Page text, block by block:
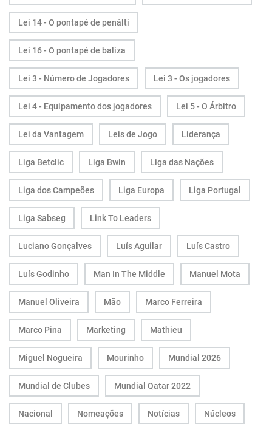
Lei 14 - O pontapé de penálti
Lei 16 - O pontapé de baliza
Lei 3 - Número de Jogadores Lei 3 - Os jogadores
Lei 4 - Equipamento dos jogadores Lei 5 - O Árbitro
Lei da Vantagem Leis de Jogo Liderança
Liga Betclic Liga Bwin Liga das Nações
Liga dos Campeões Liga Europa Liga Portugal
Liga Sabseg Link To Leaders
Luciano Gonçalves Luís Aguilar Luís Castro
Luís Godinho Man In The Middle Manuel Mota
Manuel Oliveira Mão Marco Ferreira
Marco Pina Marketing Mathieu
Miguel Nogueira Mourinho Mundial 2026
Mundial de Clubes Mundial Qatar 2022
Nacional Nomeações Notícias Núcleos